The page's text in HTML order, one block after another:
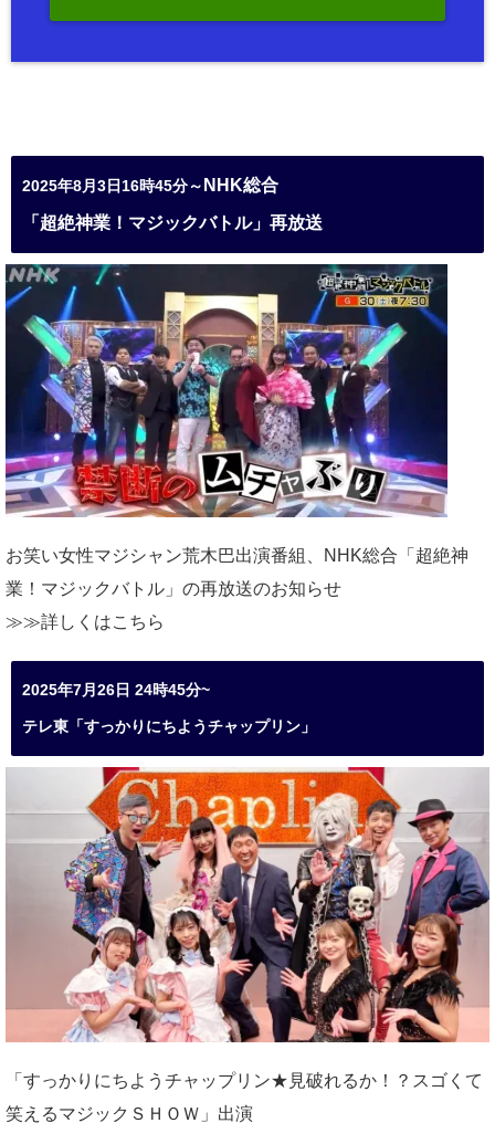
2025年8月3日16時45分～ NHK総合
「超絶神業！マジックバトル」再放送
お笑い女性マジシャン荒木巴出演番組、
NHK総合「超絶神
業！マジックバトル」の再放送のお知らせ
≫≫詳しくはこちら
2025年7月26日 24時45分~
テレ東「すっかりにちようチャップリン」
「すっかりにちようチャップリン★見破れるか！？スゴくて
笑えるマジックＳＨＯＷ」出演